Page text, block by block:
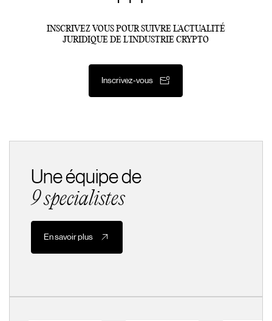
INSCRIVEZ VOUS POUR SUIVRE L’ACTUALITÉ
JURIDIQUE DE L’INDUSTRIE CRYPTO
Inscrivez-vous
Une équipe de
9 specialistes
En savoir plus